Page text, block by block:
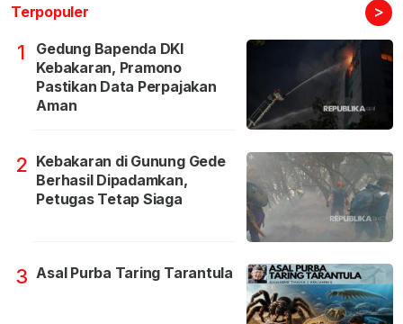
Terpopuler >
1
Gedung Bapenda DKI
Kebakaran, Pramono
Pastikan Data Perpajakan
Aman
2 Kebakaran di Gunung Gede
Berhasil Dipadamkan,
Petugas Tetap Siaga
3 Asal Purba Taring Tarantula